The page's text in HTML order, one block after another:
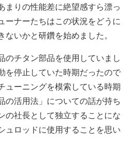
まりの性能差に絶望感すら漂っ
ーナーたちはこの状況をどうに
いかと研鑽を始めました。
のチタン部品を使用していまし
を停止していた時期だったので
ューニングを模索している時期
の活用法」についての話が持ち
の社長として独立することにな
ュロッドに使用することを思い